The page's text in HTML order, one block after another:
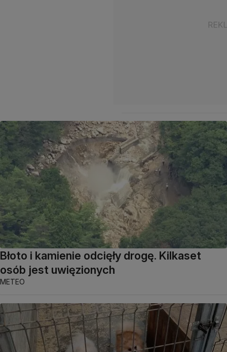
Błoto i kamienie odcięły drogę. Kilkaset
osób jest uwięzionych
METEO